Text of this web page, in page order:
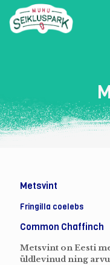
Metsvint
Fringilla coelebs
Common Chaffinch
Metsvint on Eesti
üldlevinud ning